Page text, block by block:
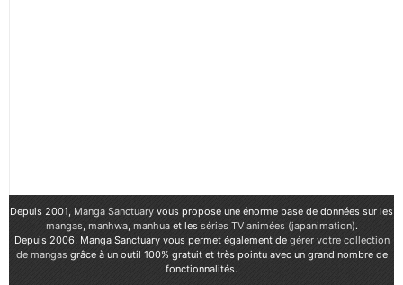
Depuis 2001, Manga Sanctuary vous propose une énorme base de données sur les
mangas, manhwa, manhuaet les séries TV animées (japanimation).
Depuis 2006, Manga Sanctuary vous permet également de gérer votre collection
de mangasgrâce à un outil 100% gratuit et très pointu avec un grand nombre de
fonctionnalités.